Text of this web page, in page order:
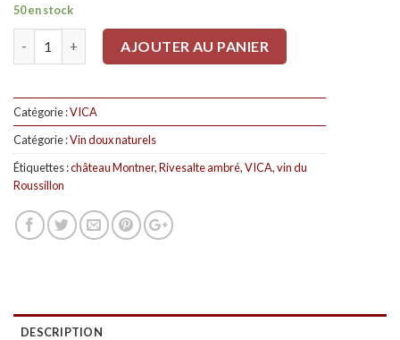
50 en stock
AJOUTER AU PANIER
Catégorie :VICA
Catégorie :Vin doux naturels
Étiquettes :château Montner,Rivesalte ambré,VICA,vin du
Roussillon
DESCRIPTION